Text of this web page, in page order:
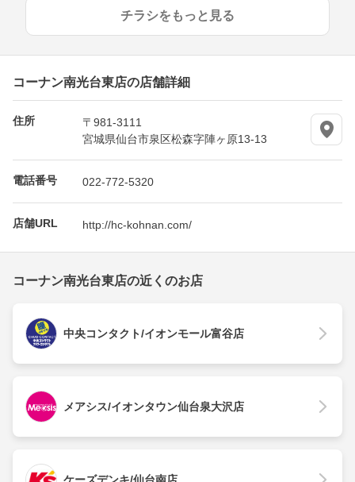
チラシをもっと見る
コーナン南光台東店の店舗詳細
住所
〒981-3111
宮城県仙台市泉区松森字陣ヶ原13-13
電話番号 022-772-5320
店舗URL http://hc-kohnan.com/
コーナン南光台東店の近くのお店
中央コンタクト/イオンモール富谷店
メアシス/イオンタウン仙台泉大沢店